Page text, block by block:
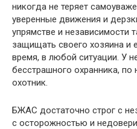
никогда не теряет
уверенные движения и
упрямстве и независимости
защищать своего хозяина и
время, в любой ситуации. У
бесстрашного охранника, по
охотник.
БЖАС достаточно строг с
с осторожностью и